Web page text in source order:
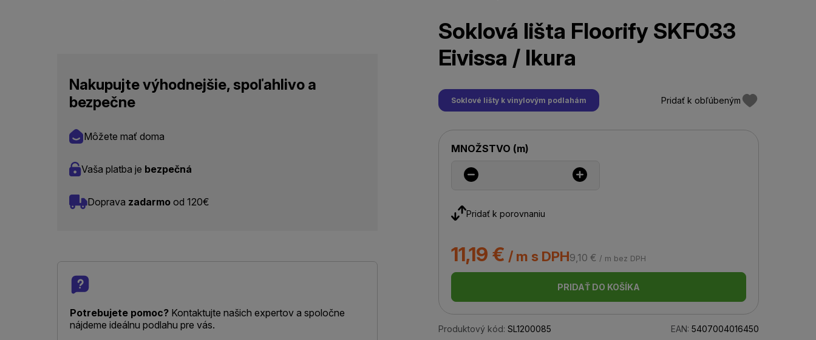
Nakupujte výhodnejšie, spoľahlivo a
bezpečne
Môžete mať doma
Vaša platba je bezpečná
Doprava zadarmo od 120€
Potrebujete pomoc? Kontaktujte našich expertov a spoločne
nájdeme ideálnu podlahu pre vás.
Soklová lišta Floorify SKF033
Eivissa / Ikura
Soklové lišty k vinylovým podlahám Pridať k obľúbeným
MNOŽSTVO (m)
Pridať k porovnaniu
11,19 € / m s DPH9,10 € / m bez DPH
PRIDAŤ DO KOŠÍKA
Produktový kód: SL1200085 EAN: 5407004016450